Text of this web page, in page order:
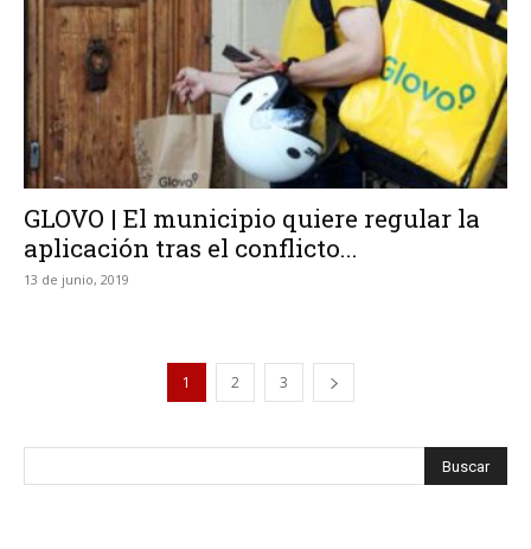
GLOVO | El municipio quiere regular la
aplicación tras el conflicto...
13 de junio, 2019
1 2 3